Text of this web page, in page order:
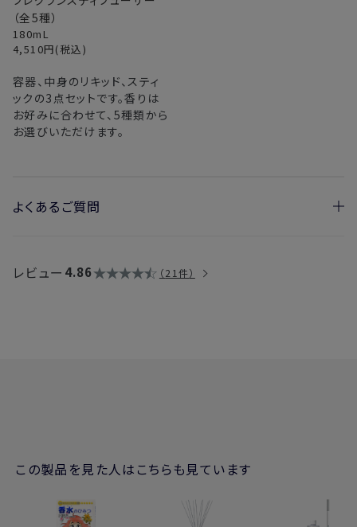
（全5種）
180mL
4,510円(税込)
容器、中身のリキッド、スティ
ックの3点セットです。香りは
お好みに合わせて、5種類から
お選びいただけます。
よくあるご質問
→はい、よく洗っていただき、容器を乾燥させてからご使用くださ
て液漏れしてしまいました。今回の再販製品は本当に液漏れし
→ご不便をおかけしてしまい申し訳ございません。以前は、揮発
した液が蓋の天井にぶつかって液化したものが漏れておりまし
レビュー 4.86 21件
この製品を見た人はこちらも見ています